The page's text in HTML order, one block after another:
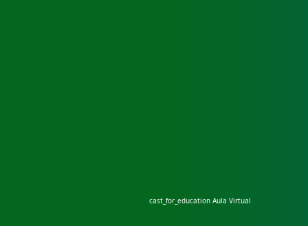
cast_for_educationAula Virtual